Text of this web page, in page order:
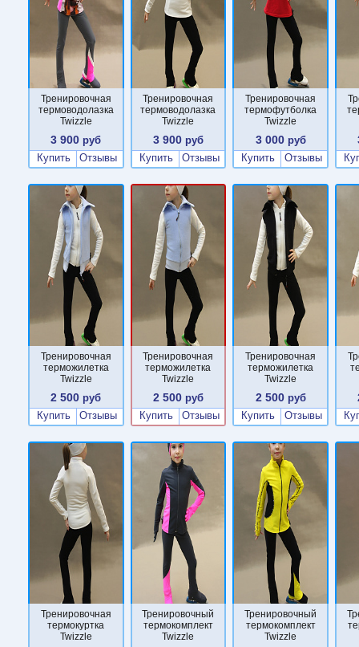
Тренировочная
термоводолазка
Twizzle
3 900 руб
Купить
Отзывы
Тренировочная
термоводолазка
Twizzle
3 900 руб
Купить
Отзывы
Тренировочная
термофутболка
Twizzle
3 000руб
Купить
Отзывы
Тренировочная
терможилетка
Twizzle
2 500 руб
Купить
Отзывы
Тренировочная
терможилетка
Twizzle
2 500 руб
Купить
Отзывы
Тренировочная
терможилетка
Twizzle
2 500руб
Купить
Отзывы
Тренировочная
термокуртка
Twizzle
Тренировочный
термокомплект
Twizzle
Тренировочный
термокомплект
Twizzle